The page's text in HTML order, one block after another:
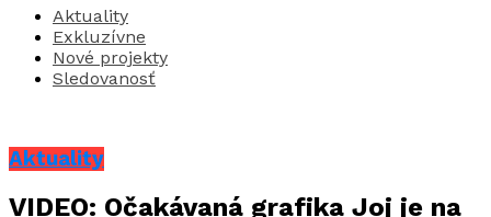
Aktuality
Exkluzívne
Nové projekty
Sledovanosť
Aktuality
VIDEO: Očakávaná grafika Joj je na